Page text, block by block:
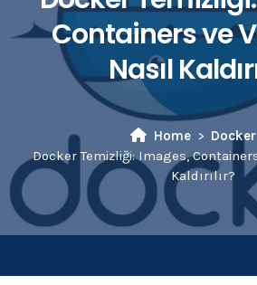
Containers ve
Nasıl
Home
Docker
Docker Temizliği: Images,
Kaldırılır?